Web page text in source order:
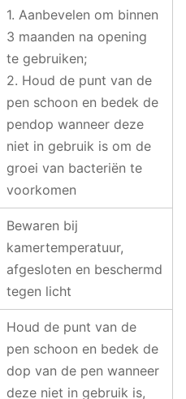
1. Aanbevelen om binnen
3 maanden na opening
te gebruiken;
2. Houd de punt van de
pen schoon en bedek de
pendop wanneer deze
niet in gebruik is om de
groei van bacteriën te
voorkomen
Bewaren bij
kamertemperatuur,
afgesloten en beschermd
tegen licht
Houd de punt van de
pen schoon en bedek de
dop van de pen wanneer
deze niet in gebruik is,